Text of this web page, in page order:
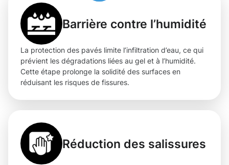
Barrière contre l’humidité
La protection des pavés limite l’infiltration d’eau, ce qui
prévient les dégradations liées au gel et à l’humidité.
Cette étape prolonge la solidité des surfaces en
réduisant les risques de fissures.
Réduction des salissures